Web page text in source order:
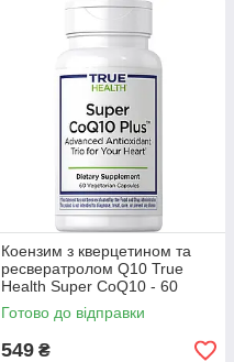
Коензим з кверцетином та
ресвератролом Q10 True
Health Super CoQ10 - 60
капс.| Антиоксидантна
підтримка серця та енергії
Готово до відправки
549 ₴